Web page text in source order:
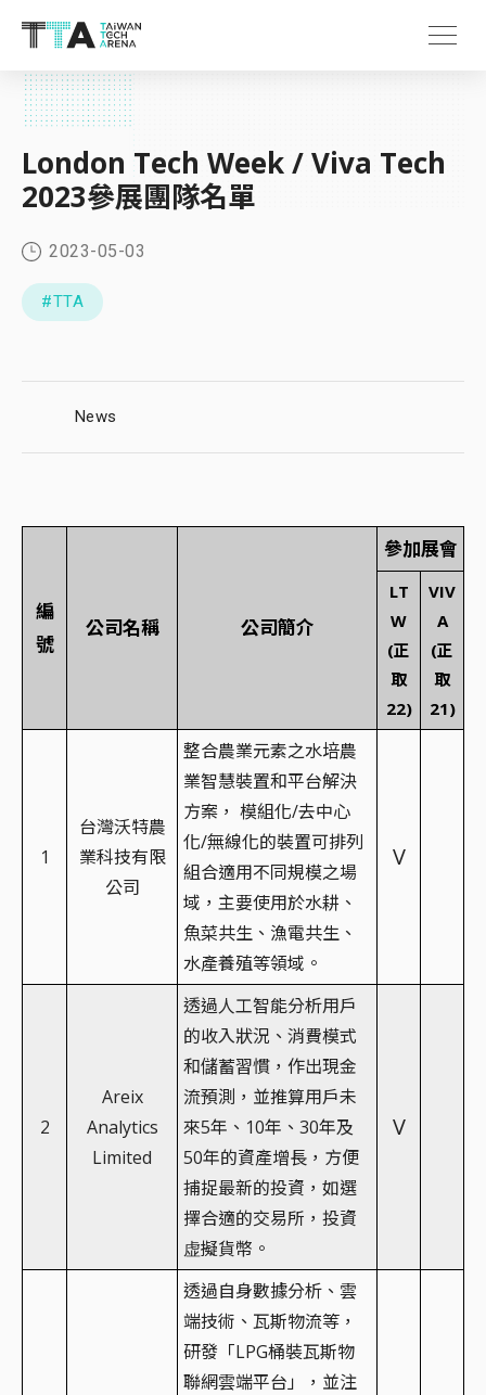
London Tech Week / Viva Tech
2023參展團隊名單
2023-05-03
#TTA
News
編
號
公司名稱 公司簡介
參加展會
LT
W
(正
取
22)
VIV
A
(正
取
21)
1
台灣沃特農
業科技有限
公司
整合農業元素之水培農
業智慧裝置和平台解決
方案， 模組化/去中心
化/無線化的裝置可排列
組合適用不同規模之場
域，主要使用於水耕、
魚菜共生、漁電共生、
水產養殖等領域。
V
2
Areix
Analytics
Limited
透過人工智能分析用戶
的收入狀況、消費模式
和儲蓄習慣，作出現金
流預測，並推算用戶未
來5年、10年、30年及
50年的資產增長，方便
捕捉最新的投資，如選
擇合適的交易所，投資
虚擬貨幣。
V
透過自身數據分析、雲
端技術、瓦斯物流等，
研發「LPG桶裝瓦斯物
聯網雲端平台」，並注